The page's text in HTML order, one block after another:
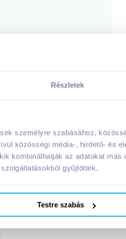
Részletek
személyre szabásához,
közösségi média-, hirdető- és
kombinálhatják az adatokat
gyűjtöttek.
Testre szabás
A márka további termékei
Alufix szemeteszsák 110 l
70x100 cm 10 db 24 mikron